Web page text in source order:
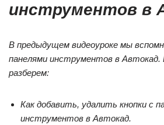
инструментов в
В предыдущем видеоуроке мы
панелями инструментов в Автокад.
разберем:
Как добавить, удалить кнопки с
инструментов в Автокад.